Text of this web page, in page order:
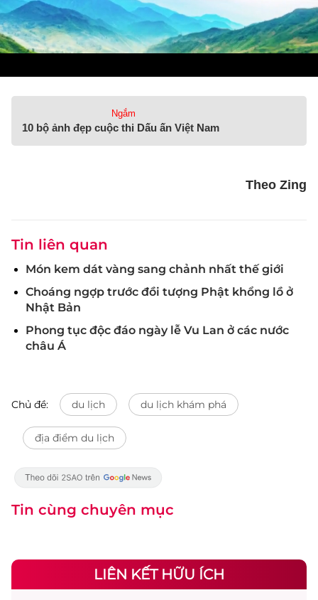
Ngắm
10 bộ ảnh đẹp cuộc thi Dấu ấn Việt Nam
Theo Zing
Tin liên quan
Món kem dát vàng sang chảnh nhất thế giới
Choáng ngợp trước đồi tượng Phật khổng lồ ở
Nhật Bản
Phong tục độc đáo ngày lễ Vu Lan ở các nước
châu Á
Chủ đề: du lịch du lịch khám phá
địa điểm du lịch
Tin cùng chuyên mục
LIÊN KẾT HỮU ÍCH